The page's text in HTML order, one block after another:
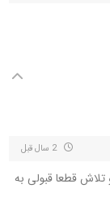
2 سال قبل
تلاش قطعا قبولی به